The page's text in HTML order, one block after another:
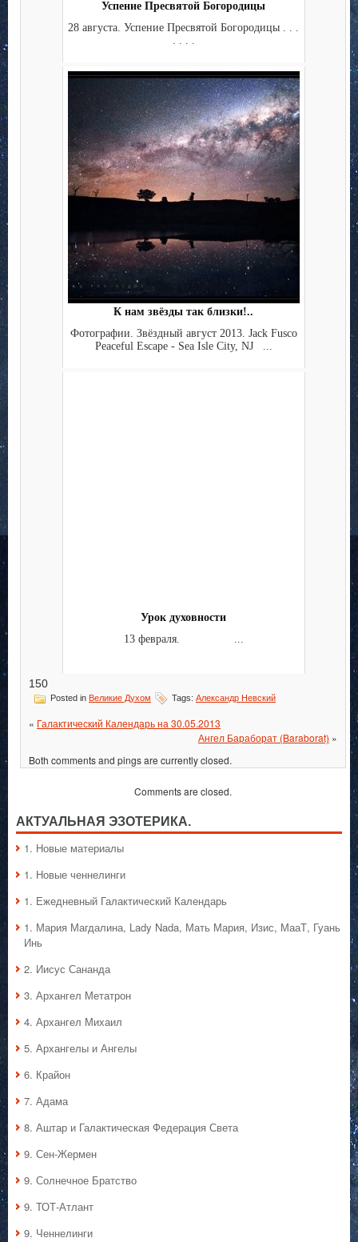
Успение Пресвятой Богородицы
28 августа. Успение Пресвятой Богородицы . . .
К нам звёзды так близки!..
Фотографии. Звёздный август 2013. Jack Fusco
Peaceful Escape - Sea Isle City, NJ ...
Урок духовности
13 февраля. ...
150
Posted in Великие Духом Tags: Александр Невский
« Галактический Календарь на 30.05.2013
Ангел Бараборат (Baraborat) »
Both comments and pings are currently closed.
Comments are closed.
АКТУАЛЬНАЯ ЭЗОТЕРИКА.
1. Hовые материалы
1. Hовые ченнелинги
1. Ежедневный Галактический Календарь
1. Мария Магдалина, Lady Nada, Мать Мария, Изис, МааТ, Гуань
Инь
2. Иисус Сананда
3. Архангел Метатрон
4. Архангел Михаил
5. Архангелы и Ангелы
6. Крайон
7. Адама
8. Аштар и Галактическая Федерация Света
9. Сен-Жермен
9. Солнечное Братство
9. ТОТ-Атлант
9. Ченнелинги